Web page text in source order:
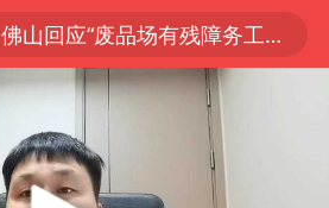
佛山回应“废品场有残障务工人员”
服务提质，内需扩容有保障
美股收盘：道指再创历史新高